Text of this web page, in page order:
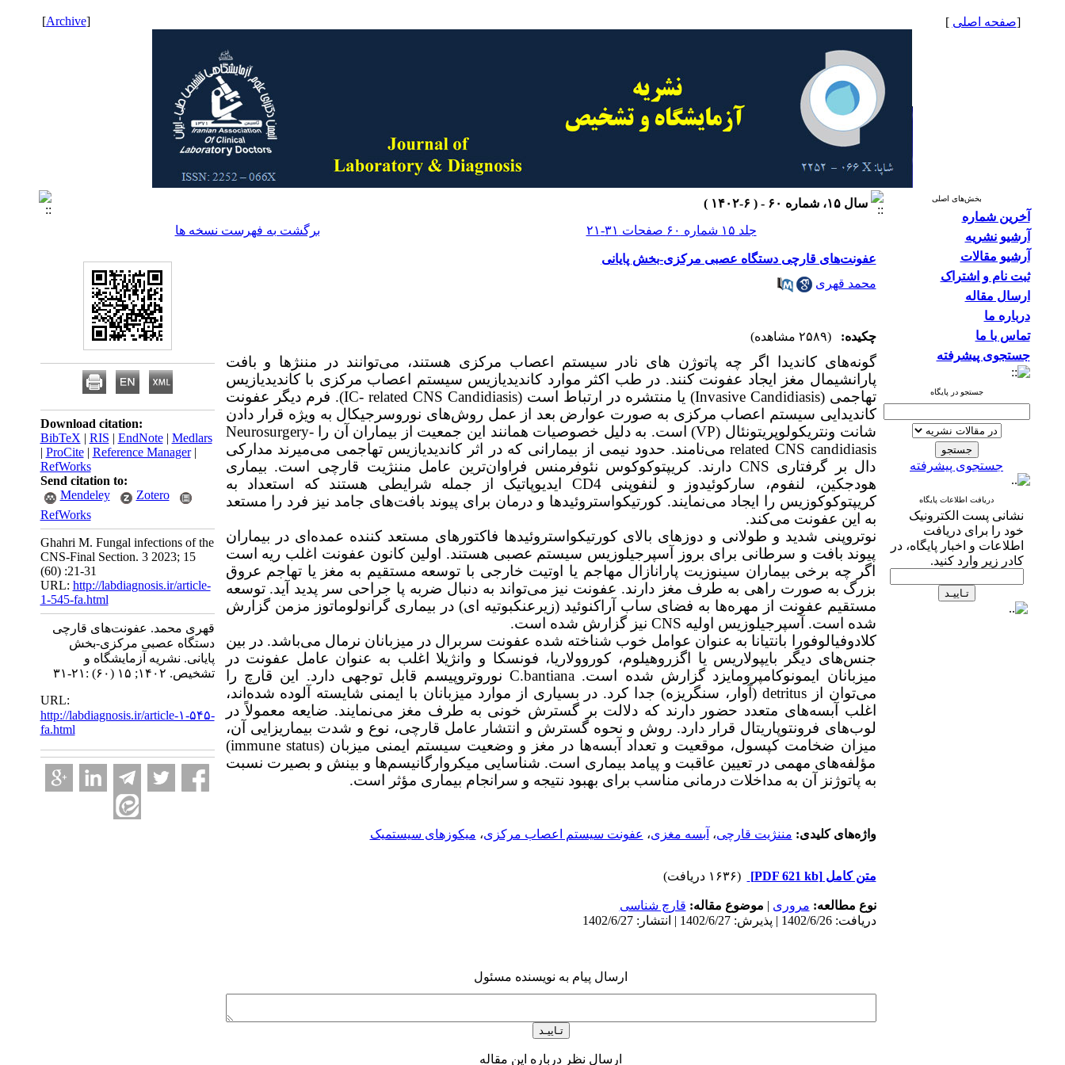
[صفحه اصلی ]
[
Archive
]
بخش‌های اصلی
آخرین شماره
آرشیو نشریه
آرشیو مقالات
ثبت نام و اشتراک
ارسال مقاله
درباره ما
تماس با ما
جستجوی پیشرفته
جستجو در پایگاه
جستجوی پیشرفته
دریافت اطلاعات پایگاه
نشانی پست الکترونیک
خود را برای دریافت
اطلاعات و اخبار پایگاه، در
کادر زیر وارد کنید.
سال ۱۵، شماره ۶۰ - ( ۶-۱۴۰۲ )
جلد ۱۵ شماره ۶۰ صفحات ۳۱-۲۱
برگشت به فهرست نسخه ها
عفونت‌های قارچی دستگاه عصبی مرکزی-بخش پایانی
محمد قهری
چکیده: (۲۵۸۹ مشاهده)
گونه‌های کاندیدا اگر چه پاتوژن های نادر سیستم اعصاب مرکزی هستند، می‌توانند در مننژها و بافت
پارانشیمال مغز ایجاد عفونت کنند. در طب اکثر موارد کاندیدیازیس سیستم اعصاب مرکزی با کاندیدیازیس
تهاجمی(Invasive Candidiasis) یا منتشره در ارتباط است(IC- related CNS Candidiasis). فرم دیگر عفونت
کاندیدایی سیستم اعصاب مرکزی به صورت عوارض بعد از عمل روش‌های نوروسرجیکال به ویژه قرار دادن
شانت ونتریکولوپریتونئال (VP)است. به دلیل خصوصیات همانند این جمعیت از بیماران آن راNeurosurgery-
related CNS candidiasisمی‌نامند. حدود نیمی از بیمارانی که در اثر کاندیدیازیس تهاجمی می‌میرند مدارکی
دال بر گرفتاری CNS دارند. کریپتوکوکوس نئوفرمنس فراوان‌ترین عامل مننژیت قارچی است. بیماری
هودجکین، لنفوم، سارکوئیدوز و لنفوپنیCD4 ایدیوپاتیک از جمله شرایطی هستند که استعداد به
کریپتوکوکوزیس را ایجاد می‌نمایند. کورتیکواستروئیدها و درمان برای پیوند بافت‌های جامد نیز فرد را مستعد
به این عفونت می‌کند.
نوتروپنی شدید و طولانی و دوزهای بالای کورتیکواستروئیدها فاکتورهای مستعد کننده عمده‌ای در بیماران
پیوند بافت و سرطانی برای بروز آسپرجیلوزیس سیستم عصبی هستند. اولین کانون عفونت اغلب ریه است
اگر چه برخی بیماران سینوزیت پارانازال مهاجم یا اوتیت خارجی با توسعه مستقیم به مغز یا تهاجم عروق
بزرگ به صورت راهی به طرف مغز دارند. عفونت نیز می‌تواند به دنبال ضربه پا جراحی سر پدید آید. توسعه
مستقیم عفونت از مهره‌ها به فضای ساب آراکنوئید (زیرعنکبوتیه ای) در بیماری گرانولوماتوز مزمن گزارش
شده است. آسپرجیلوزیس اولیه CNS نیز گزارش شده است.
کلادوفیالوفورا بانتیانا به عنوان عوامل خوب شناخته شده عفونت سربرال در میزبانان نرمال می‌باشد. در بین
جنس‌های دیگر بایپولاریس یا اگزروهیلوم، کوروولاریا، فونسکا و وانژیلا اغلب به عنوان عامل عفونت در
میزبانان ایمونوکامپرومایزد گزارش شده است.C.bantiana نوروتروپیسم قابل توجهی دارد. این قارچ را
می‌توان ازdetritus (آوار، سنگریزه) جدا کرد. در بسیاری از موارد میزبانان با ایمنی شایسته آلوده شده‌اند،
اغلب آبسه‌های متعدد حضور دارند که دلالت بر گسترش خونی به طرف مغز می‌نمایند. ضایعه معمولاً در
لوب‌های فرونتوپاریتال قرار دارد. روش و نحوه گسترش و انتشار عامل قارچی، نوع و شدت بیماریزایی آن،
میزان ضخامت کپسول، موقعیت و تعداد آبسه‌ها در مغز و وضعیت سیستم ایمنی میزبان(immune status)
مؤلفه‌های مهمی در تعیین عاقبت و پیامد بیماری است. شناسایی میکروارگانیسم‌ها و بینش و بصیرت نسبت
به پاتوژنز آن به مداخلات درمانی مناسب برای بهبود نتیجه و سرانجام بیماری مؤثر است.
واژه‌های کلیدی: مننژیت قارچی، آبسه مغزی، عفونت سیستم اعصاب مرکزی، میکوزهای سیستمیک
متن کامل[PDF 621 kb] (۱۶۳۶ دریافت)
نوع مطالعه: مروری | موضوع مقاله: قارچ شناسی
دریافت: 1402/6/26 | پذیرش: 1402/6/27 | انتشار: 1402/6/27
ارسال پیام به نویسنده مسئول
ارسال نظر درباره این مقاله
Download citation:
BibTeX | RIS | EndNote| Medlars
| ProCite| Reference Manager|
RefWorks
Send citation to:
Mendeley
Zotero
RefWorks
Ghahri M. Fungal infections of the
CNS-Final Section. 3 2023; 15
(60) :21-31
URL: http://labdiagnosis.ir/article-
1-545-fa.html
قهری محمد. عفونت‌های قارچی
دستگاه عصبی مرکزی-بخش
پایانی. نشریه آزمایشگاه و
تشخیص. ۱۴۰۲; ۱۵ (۶۰) :۲۱-۳۱
URL:
http://labdiagnosis.ir/article-۱-۵۴۵-
fa.html